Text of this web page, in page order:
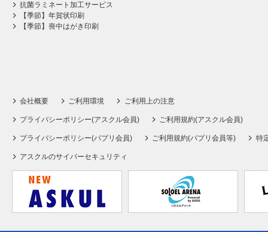
抗菌ラミネート加工サービス
【季節】年賀状印刷
【季節】喪中はがき印刷
会社概要 ご利用環境 ご利用上の注意
プライバシーポリシー(アスクル会員) ご利用規約(アスクル会員)
プライバシーポリシー(パプリ会員) ご利用規約(パプリ会員等) 特
アスクルのサイバーセキュリティ